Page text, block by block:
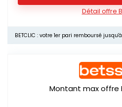
Détail offre
BETCLIC : votre 1er pari remboursé
Montant max offre